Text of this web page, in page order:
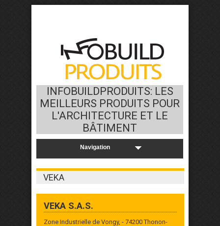
INFOBUILDPRODUITS: LES
MEILLEURS PRODUITS POUR
L'ARCHITECTURE ET LE
BÂTIMENT
VEKA
VEKA S.A.S.
Zone Industrielle de Vongy, - 74200 Thonon-